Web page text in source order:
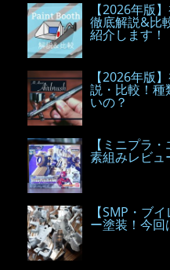
【2026年版
徹底解説&比
紹介します！
【2026年版
説・比較！種
いの？
【ミニプラ
素組みレビュ
【SMP・ブ
ー塗装！今回